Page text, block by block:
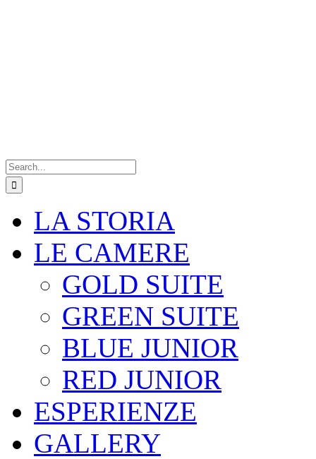
for:
LA STORIA
LE CAMERE
GOLD SUITE
GREEN SUITE
BLUE JUNIOR
RED JUNIOR
ESPERIENZE
GALLERY